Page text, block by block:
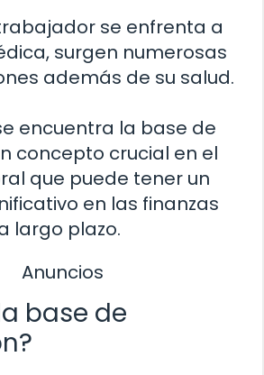
se enfrenta a
surgen numerosas
además de su salud.
encuentra la base de
concepto crucial en el
que puede tener un
en las finanzas
largo plazo.
Anuncios
base de